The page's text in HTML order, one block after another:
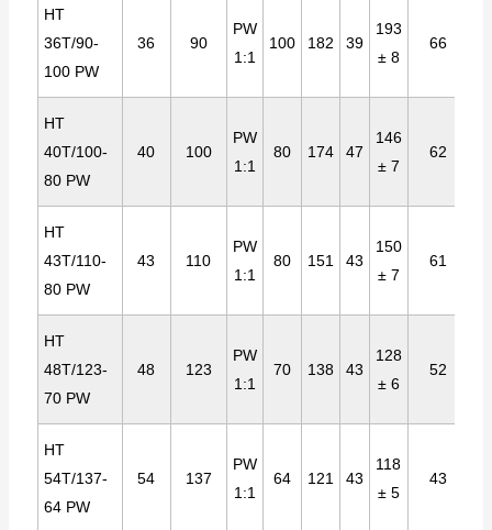
HT
36T/90-
100 PW
36 90
PW
1:1
100 182 39
193
± 8
66
HT
40T/100-
80 PW
40 100
PW
1:1
80 174 47
146
± 7
62
HT
43T/110-
80 PW
43 110
PW
1:1
80 151 43
150
± 7
61
HT
48T/123-
70 PW
48 123
PW
1:1
70 138 43
128
± 6
52
HT
54T/137-
64 PW
54 137
PW
1:1
64 121 43
118
± 5
43